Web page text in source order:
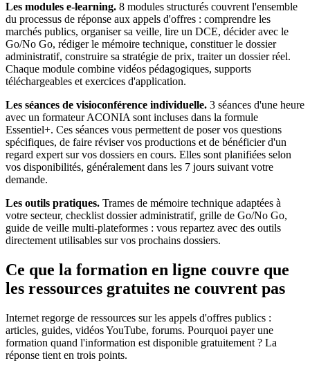
Les modules e-learning. 8 modules structurés couvrent l'ensemble
du processus de réponse aux appels d'offres : comprendre les
marchés publics, organiser sa veille, lire un DCE, décider avec le
Go/No Go, rédiger le mémoire technique, constituer le dossier
administratif, construire sa stratégie de prix, traiter un dossier réel.
Chaque module combine vidéos pédagogiques, supports
téléchargeables et exercices d'application.
Les séances de visioconférence individuelle. 3 séances d'une heure
avec un formateur ACONIA sont incluses dans la formule
Essentiel+. Ces séances vous permettent de poser vos questions
spécifiques, de faire réviser vos productions et de bénéficier d'un
regard expert sur vos dossiers en cours. Elles sont planifiées selon
vos disponibilités, généralement dans les 7 jours suivant votre
demande.
Les outils pratiques. Trames de mémoire technique adaptées à
votre secteur, checklist dossier administratif, grille de Go/No Go,
guide de veille multi-plateformes : vous repartez avec des outils
directement utilisables sur vos prochains dossiers.
Ce que la formation en ligne couvre que
les ressources gratuites ne couvrent pas
Internet regorge de ressources sur les appels d'offres publics :
articles, guides, vidéos YouTube, forums. Pourquoi payer une
formation quand l'information est disponible gratuitement ? La
réponse tient en trois points.